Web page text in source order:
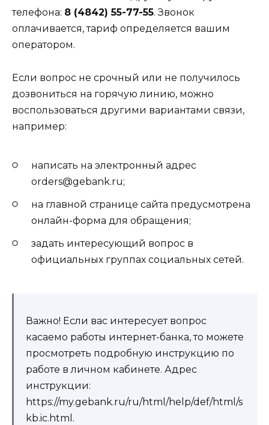
телефона: 8 (4842) 55-77-55. Звонок
оплачивается, тариф определяется вашим
оператором.
Если вопрос не срочный или не получилось
дозвониться на горячую линию, можно
воспользоваться другими вариантами связи,
например:
написать на электронный адрес
orders@gebank.ru;
на главной странице сайта предусмотрена
онлайн-форма для обращения;
задать интересующий вопрос в
официальных группах социальных сетей.
Важно! Если вас интересует вопрос
касаемо работы интернет-банка, то можете
просмотреть подробную инструкцию по
работе в личном кабинете. Адрес
инструкции:
https://my.gebank.ru/ru/html/help/def/html/s
kb.ic.html .